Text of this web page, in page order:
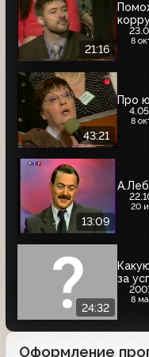
21:16
8
43:21
Про
8
13:09
20
24:32
за
8
Оформление